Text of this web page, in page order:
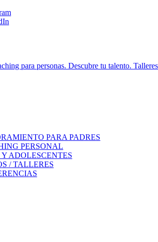
PARA PADRES
PERSONAL
ADOLESCENTES
/ TALLERES